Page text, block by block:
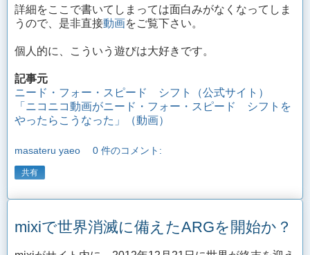
詳細をここで書いてしまっては面白みがなくなってしま
うので、是非直接動画をご覧下さい。
個人的に、こういう遊びは大好きです。
記事元
ニード・フォー・スピード シフト（公式サイト）
「ニコニコ動画がニード・フォー・スピード シフトを
やったらこうなった」（動画）
masateru yaeo 0 件のコメント:
共有
mixiで世界消滅に備えたARGを開始か？